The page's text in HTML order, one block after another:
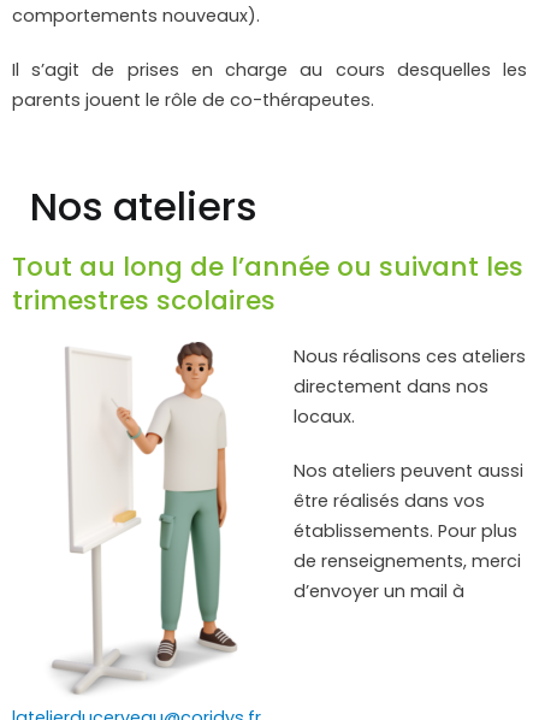
comportements nouveaux).
Il s’agit de prises en charge au cours desquelles les
parents jouent le rôle de co-thérapeutes.
Nos ateliers
Tout au long de l’année ou suivant les
trimestres scolaires
Nous réalisons ces ateliers
directement dans nos
locaux.
Nos ateliers peuvent aussi
être réalisés dans vos
établissements. Pour plus
de renseignements, merci
d’envoyer un mail à